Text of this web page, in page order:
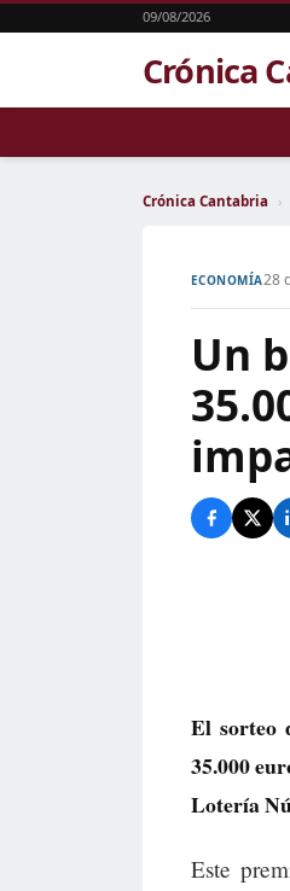
09/08/2026
Crónica
Crónica Cantabria ›
ECONOMÍA28
Un
El sorteo
35.000
Lotería
Este